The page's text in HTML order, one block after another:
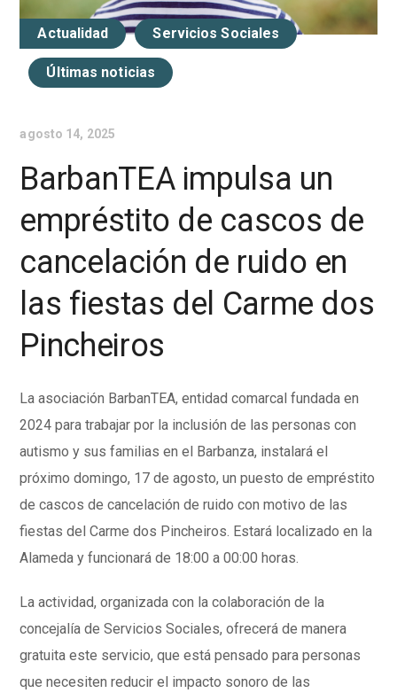
Actualidad Servicios Sociales
Últimas noticias
agosto 14, 2025
BarbanTEA impulsa un
empréstito de cascos de
cancelación de ruido en
las fiestas del Carme dos
Pincheiros
La asociación BarbanTEA, entidad comarcal fundada en
2024 para trabajar por la inclusión de las personas con
autismo y sus familias en el Barbanza, instalará el
próximo domingo, 17 de agosto, un puesto deempréstito
de cascos de cancelación de ruido con motivo de las
fiestas del Carme dos Pincheiros. Estará localizado en la
Alameda y funcionará de 18:00 a 00:00 horas.
La actividad, organizada con la colaboración de la
concejalía de Servicios Sociales, ofrecerá de manera
gratuita este servicio, que está pensado para personas
que necesiten reducir el impacto sonoro de las